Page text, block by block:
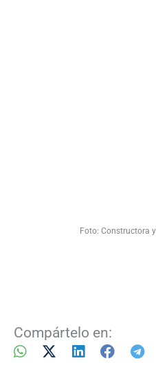
Foto: Constructora
Compártelo en: